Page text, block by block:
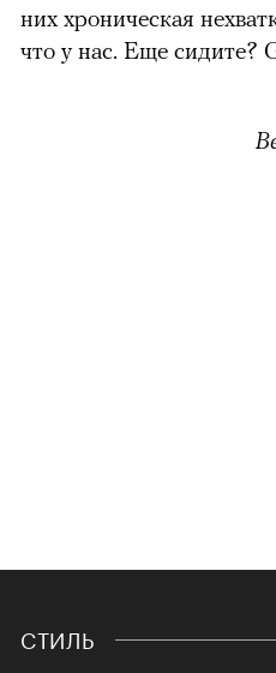
них хроническая
что у нас. Еще сидите?
СТИЛЬ